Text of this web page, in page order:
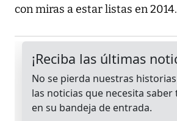
con miras a estar listas en 2014.